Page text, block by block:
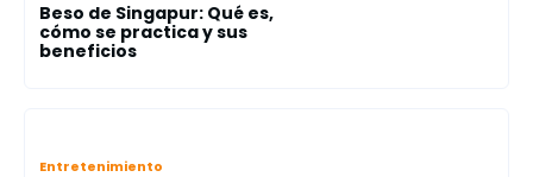
Beso de Singapur: Qué es,
cómo se practica y sus
beneficios
Entretenimiento